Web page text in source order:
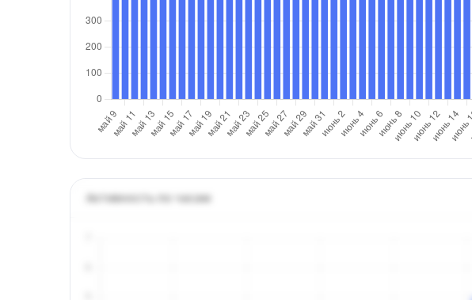
Активность по часам